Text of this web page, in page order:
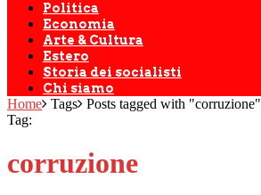
Politica
Economia
Arte & Cultura
Estero
Storia dei socialisti
Chi siamo
Home Tags Posts tagged with "corruzione"
Tag:
corruzione